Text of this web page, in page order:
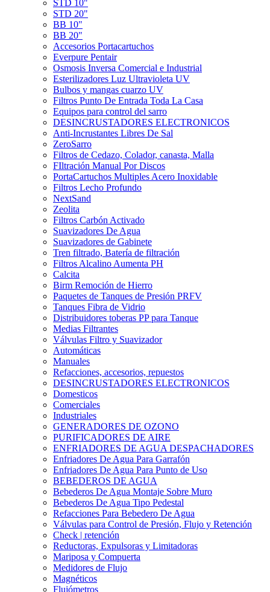
STD 10"
STD 20"
BB 10"
BB 20"
Accesorios Portacartuchos
Everpure Pentair
Osmosis Inversa Comercial e Industrial
Esterilizadores Luz Ultravioleta UV
Bulbos y mangas cuarzo UV
Filtros Punto De Entrada Toda La Casa
Equipos para control del sarro
DESINCRUSTADORES ELECTRONICOS
Anti-Incrustantes Libres De Sal
ZeroSarro
Filtros de Cedazo, Colador, canasta, Malla
FIltración Manual Por Discos
PortaCartuchos Multiples Acero Inoxidable
Filtros Lecho Profundo
NextSand
Zeolita
Filtros Carbón Activado
Suavizadores De Agua
Suavizadores de Gabinete
Tren filtrado, Batería de filtración
Filtros Alcalino Aumenta PH
Calcita
Birm Remoción de Hierro
Paquetes de Tanques de Presión PRFV
Tanques Fibra de Vidrio
Distribuidores toberas PP para Tanque
Medias Filtrantes
Válvulas Filtro y Suavizador
Automáticas
Manuales
Refacciones, accesorios, repuestos
DESINCRUSTADORES ELECTRONICOS
Domesticos
Comerciales
Industriales
GENERADORES DE OZONO
PURIFICADORES DE AIRE
ENFRIADORES DE AGUA DESPACHADORES
Enfriadores De Agua Para Garrafón
Enfriadores De Agua Para Punto de Uso
BEBEDEROS DE AGUA
Bebederos De Agua Montaje Sobre Muro
Bebederos De Agua Tipo Pedestal
Refacciones Para Bebedero De Agua
Válvulas para Control de Presión, Flujo y Retención
Check | retención
Reductoras, Expulsoras y Limitadoras
Mariposa y Compuerta
Medidores de Flujo
Magnéticos
Flujómetros